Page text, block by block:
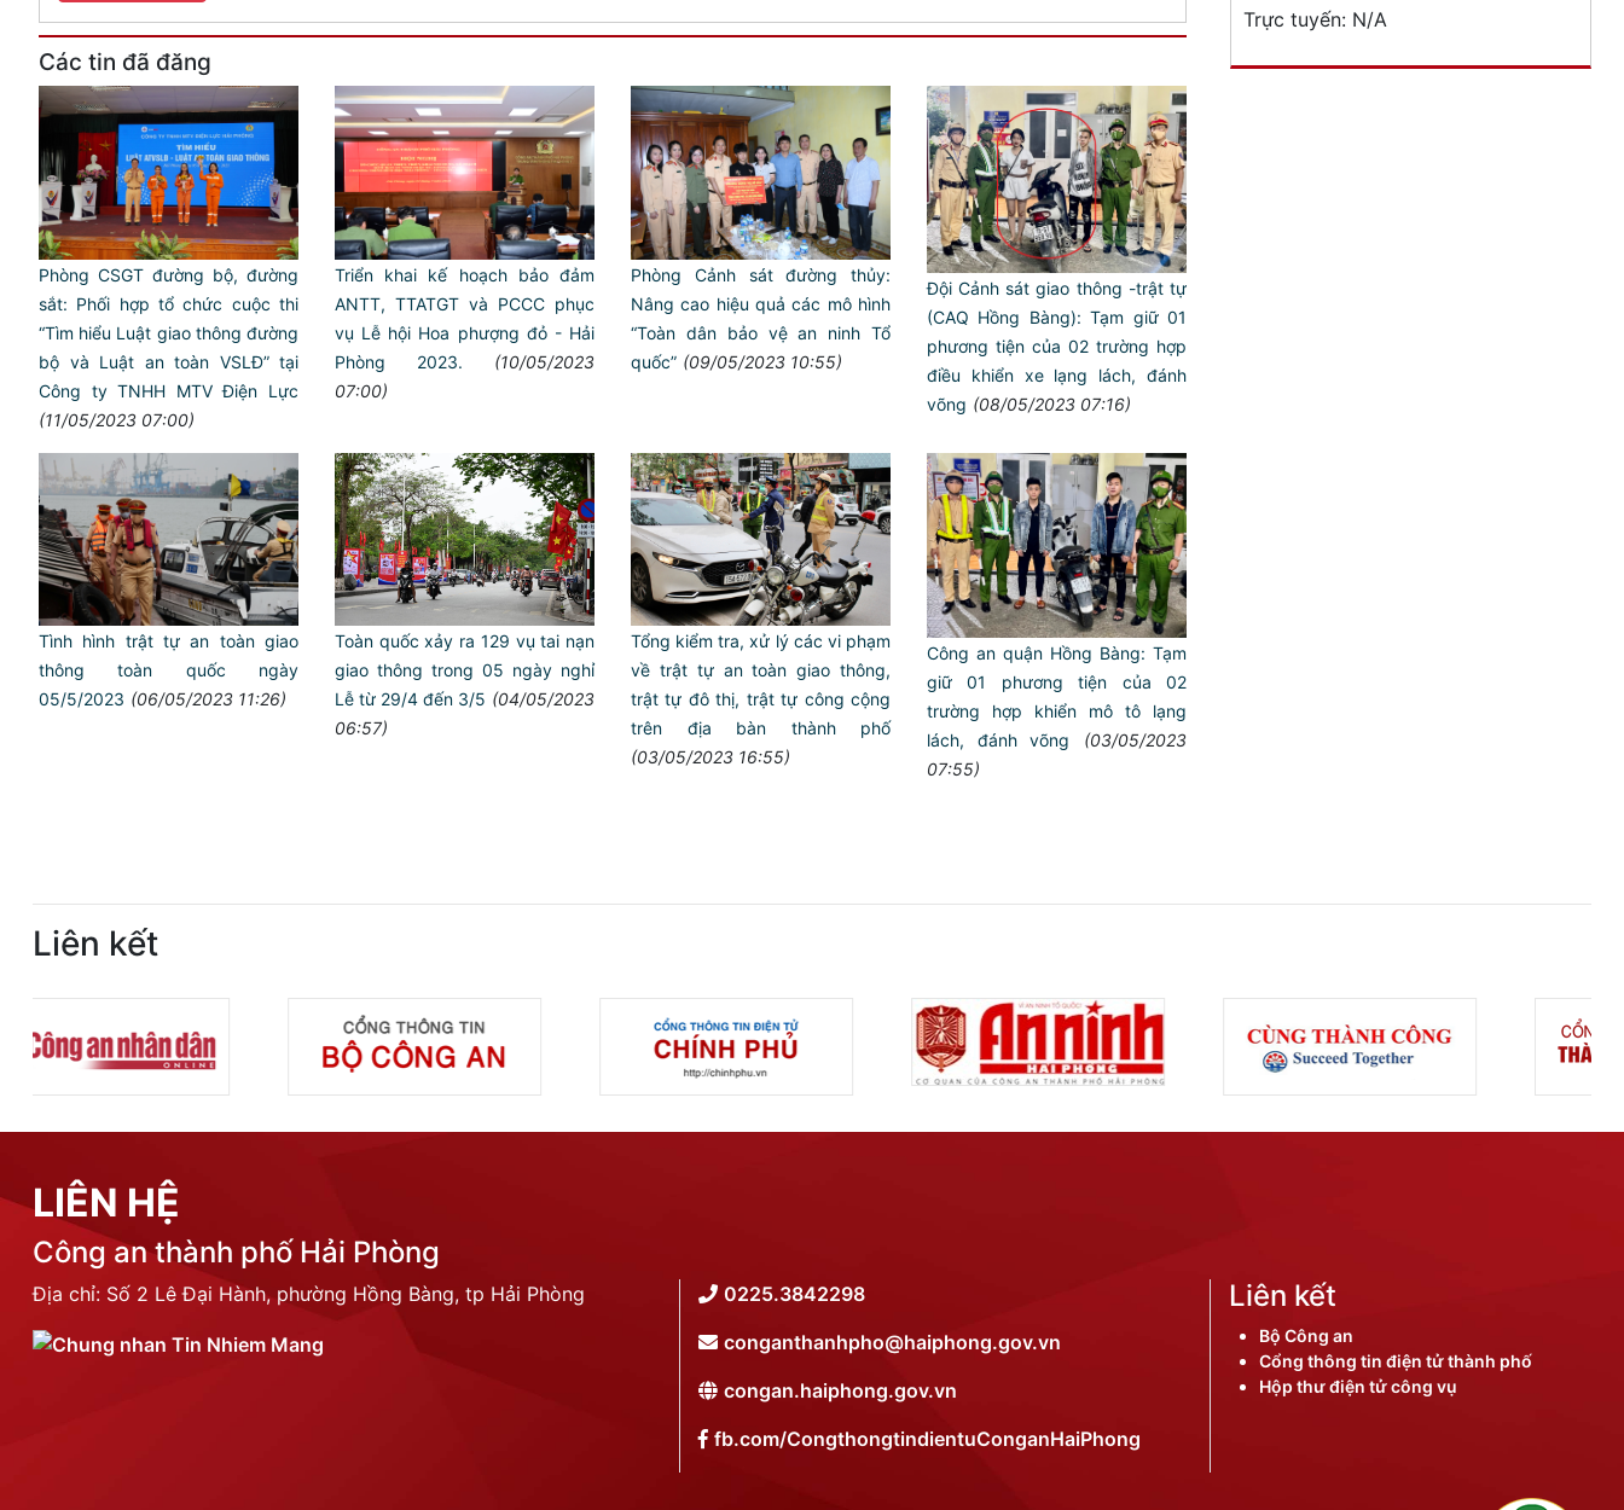
Các tin đã đăng
Phòng CSGT đường bộ, đường
sắt: Phối hợp tổ chức cuộc thi
“Tìm hiểu Luật giao thông đường
bộ và Luật an toàn VSLĐ” tại
Công ty TNHH MTV Điện Lực
(11/05/2023 07:00)
Triển khai kế hoạch bảo đảm
ANTT, TTATGT và PCCC phục
vụ Lễ hội Hoa phượng đỏ - Hải
Phòng 2023.
(10/05/2023
07:00)
Phòng Cảnh sát đường thủy:
Nâng cao hiệu quả các mô hình
“Toàn dân bảo vệ an ninh Tổ
quốc” (09/05/2023 10:55)
Đội Cảnh sát giao thông -trật tự
(CAQ Hồng Bàng): Tạm giữ 01
phương tiện của 02 trường hợp
điều khiển xe lạng lách, đánh
võng (08/05/2023 07:16)
Tình hình trật tự an toàn giao
thông toàn quốc ngày
05/5/2023 (06/05/2023 11:26)
Toàn quốc xảy ra 129 vụ tai nạn
giao thông trong 05 ngày nghỉ
Lễ từ 29/4 đến 3/5 (04/05/2023
06:57)
Tổng kiểm tra, xử lý các vi phạm
về trật tự an toàn giao thông,
trật tự đô thị, trật tự công cộng
trên địa bàn thành phố
(03/05/2023 16:55)
Công an quận Hồng Bàng: Tạm
giữ 01 phương tiện của 02
trường hợp khiển mô tô lạng
lách, đánh võng
(03/05/2023
07:55)
Trực tuyến: N/A
Liên kết
LIÊN HỆ
Công an thành phố Hải Phòng
Địa chỉ: Số 2 Lê Đại Hành, phường Hồng Bàng, tp Hải Phòng
0225.3842298
conganthanhpho@haiphong.gov.vn
congan.haiphong.gov.vn
fb.com/CongthongtindientuConganHaiPhong
Liên kết
Bộ Công an
Cổng thông tin điện tử thành phố
Hộp thư điện tử công vụ